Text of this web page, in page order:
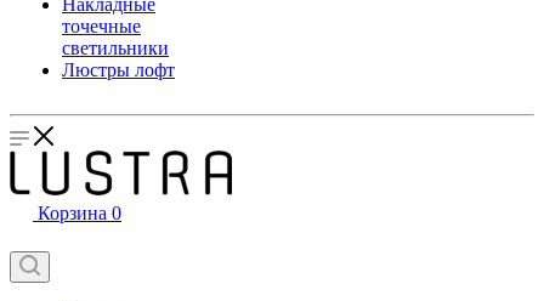
Накладные
точечные
светильники
Люстры лофт
Корзина 0